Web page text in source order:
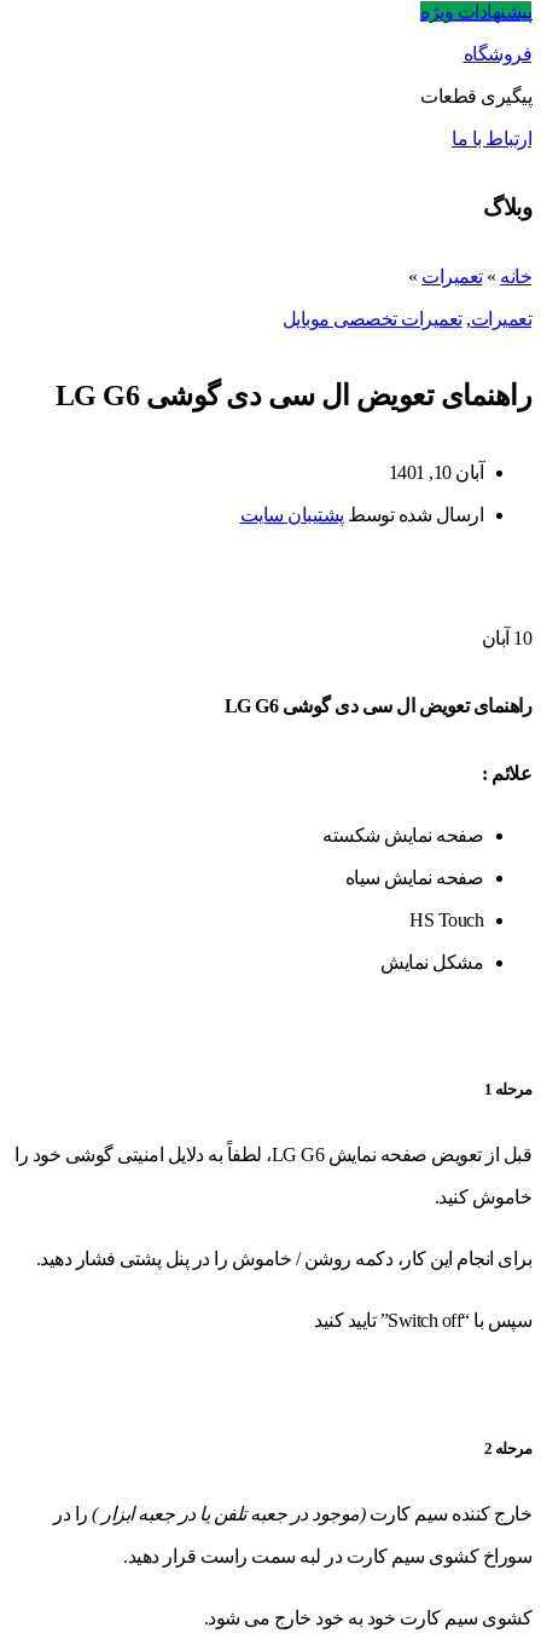
پیشنهادات ویژه
فروشگاه
پیگیری قطعات
ارتباط با ما
وبلاگ
خانه »تعمیرات »
تعمیرات,تعمیرات تخصصی موبایل
راهنمای تعویض ال سی دی گوشی LG G6
آبان 10, 1401
ارسال شده توسط پشتیبان سایت
10 آبان
راهنمای تعویض ال سی دی گوشی LG G6
علائم :
صفحه نمایش شکسته
صفحه نمایش سیاه
HS Touch
مشکل نمایش
مرحله 1
قبل از تعویض صفحه نمایش LG G6، لطفاً به دلایل امنیتی گوشی خود را
خاموش کنید.
برای انجام این کار، دکمه روشن / خاموش را در پنل پشتی فشار دهید.
سپس با “Switch off” تایید کنید
مرحله 2
خارج کننده سیم کارت(موجود در جعبه تلفن یا در جعبه ابزار ) را در
سوراخ کشوی سیم کارت در لبه سمت راست قرار دهید.
کشوی سیم کارت خود به خود خارج می شود.